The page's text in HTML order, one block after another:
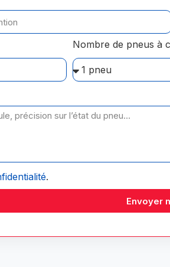
Nombre de pneus à
.
Envoyer